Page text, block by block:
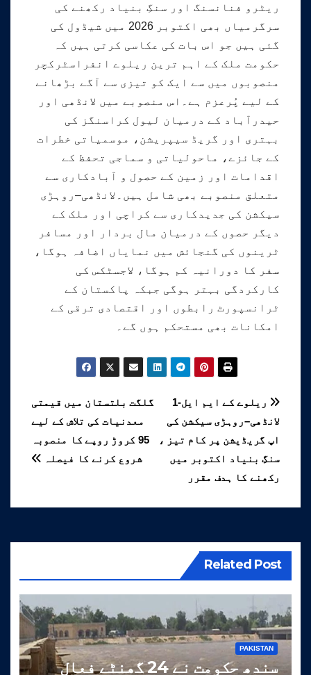
ریٹرو فنانسنگ اور سنگِ بنیاد رکھنے کی
سرگرمیاں بھی اکتوبر 2026 میں شیڈول کی
گئی ہیں جو اس بات کی عکاسی کرتی ہیں کہ
حکومت ملک کے اہم ترین ریلوے انفراسٹرکچر
منصوبوں میں سے ایک کو تیزی سے آگے بڑھانے
کے لیے پُرعزم ہے۔اس منصوبے میں لانڈھی اور
حیدرآباد کے درمیان لیول کراسنگز کی
بہتری اور گریڈ سیپریشن، موسمیاتی خطرات
کے جائزے، ماحولیاتی و سماجی تحفظ کے
اقدامات اور زمین کے حصول و آبادکاری سے
متعلق منصوبے بھی شامل ہیں۔لانڈھی–روہڑی
سیکشن کی جدیدکاری سے کراچی اور ملک کے
دیگر حصوں کے درمیان مال بردار اور مسافر
ٹرینوں کی گنجائش میں نمایاں اضافہ ہوگا،
سفر کا دورانیہ کم ہوگا، لاجسٹکس کی
کارکردگی بہتر ہوگی جبکہ پاکستان کے
ٹرانسپورٹ رابطوں اور اقتصادی ترقی کے
امکانات بھی مستحکم ہوں گے۔
پوسٹوں
کی
نیویگیشن
گلگت بلتستان میں قیمتی
معدنیات کی تلاش کے لیے
95 کروڑ روپے کا منصوبہ
شروع کرنے کا فیصلہ
ریلوے کے ایم ایل-1
لانڈھی–روہڑی سیکشن کی
اپ گریڈیشن پر کام تیز ،
سنگِ بنیاد اکتوبر میں
رکھنے کا ہدف مقرر
Related Post
PAKISTAN
سندھ حکومت نے 24 گھنٹے فعال